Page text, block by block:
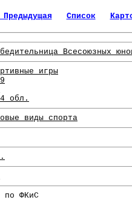
Предыдущая Список
Всесоюзных
игры
обл.
виды спорта
по ФКиС